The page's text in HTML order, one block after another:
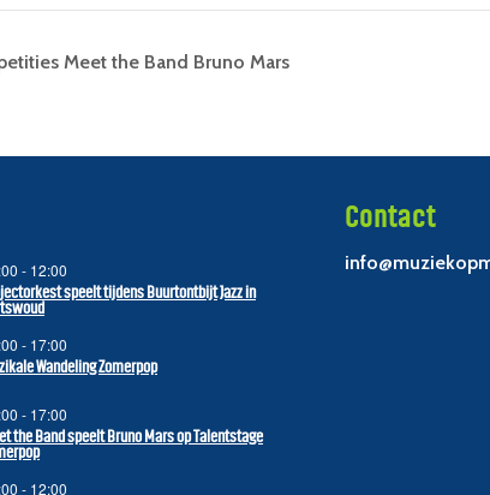
Meet the Band Bruno Mars
- 12:00
speelt tijdens Buurtontbijt Jazz in
- 17:00
Wandeling Zomerpop
- 17:00
the Band speelt Bruno Mars op Talentstage
- 12:00
Contact